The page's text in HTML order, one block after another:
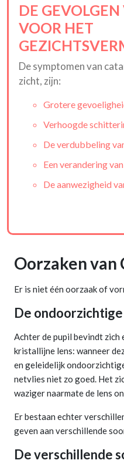
DE
VOOR HET
De symptomen van
zicht, zijn:
Grotere
Verhoogde
De verdubbeling
Een verandering
De aanwezigheid
Oorzaken van
Er is niet één oorzaak of
De
Achter de pupil bevindt zich
kristallijne lens: wanneer
en geleidelijk
netvlies niet zo goed. Het
waziger naarmate de lens
Er bestaan echter
geven aan verschillende
De verschillende